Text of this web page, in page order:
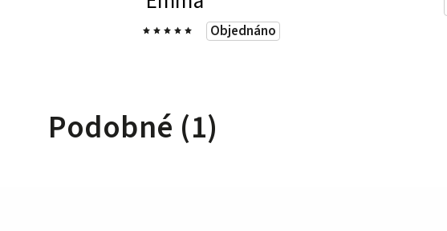
Objednáno
Podobné (1)